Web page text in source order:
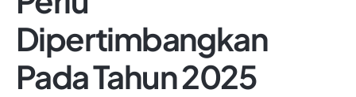
Dipertimbangkan
Pada Tahun 2025